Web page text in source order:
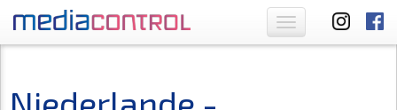
Toggle
navigation